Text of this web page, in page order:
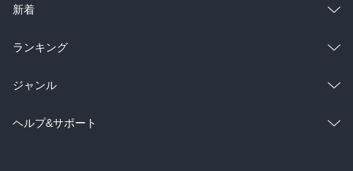
ラノベ
雑誌・グラビア
BL・TL
総合
ラノベ
雑誌・グラビア
BL・TL
新着
総合
ラノベ
雑誌・グラビア
ランキング
総合
ラノベ
ジャンル
コミック
ヘルプ&サポート